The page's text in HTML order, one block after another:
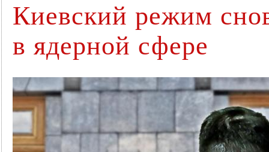
Киевский режим
в ядерной сфере